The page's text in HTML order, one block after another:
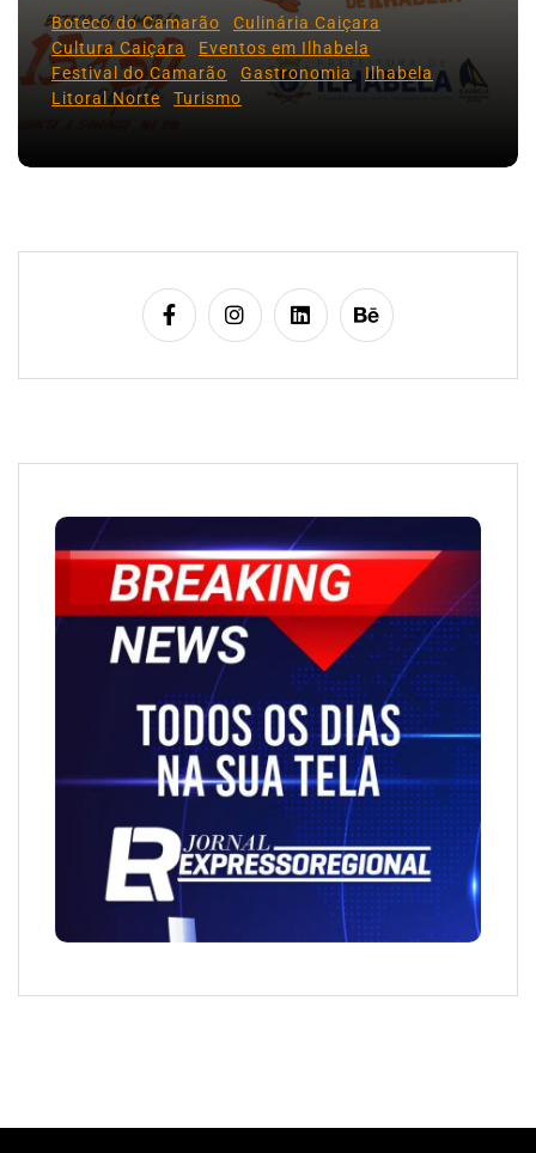
Boteco do Camarão
Culinária Caiçara
Cultura Caiçara
Eventos em Ilhabela
Festival do Camarão
Gastronomia
Ilhabela
Litoral Norte
Turismo